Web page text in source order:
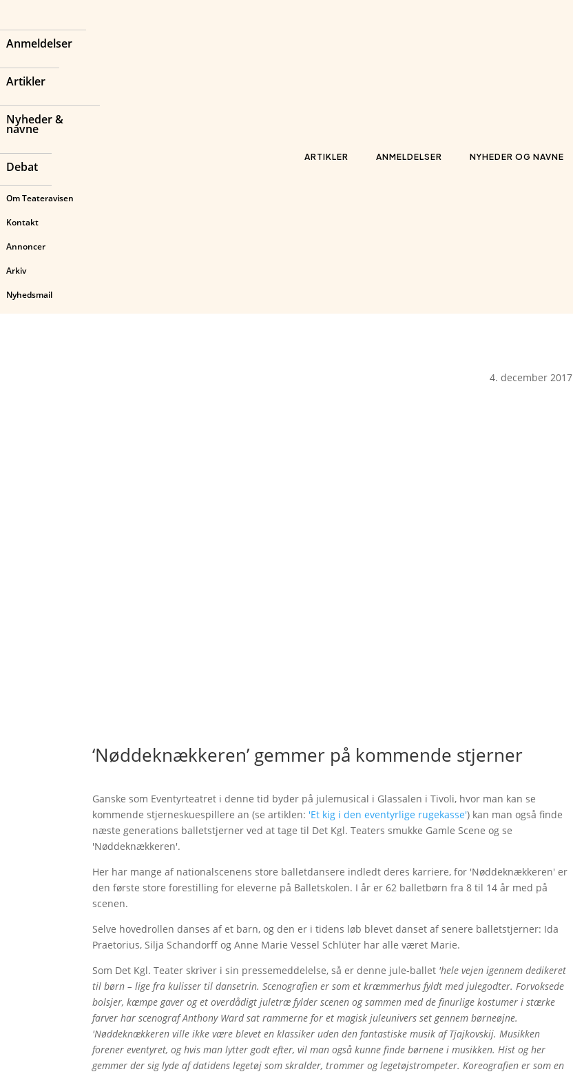
Anmeldelser
Artikler
Nyheder &
navne
Debat
Om Teateravisen
Kontakt
Annoncer
Arkiv
Nyhedsmail
ARTIKLER ANMELDELSER NYHEDER OG NAVNE
4. december 2017
‘Nøddeknækkeren’ gemmer på kommende stjerner
Ganske som Eventyrteatret i denne tid byder på julemusical i Glassalen i Tivoli, hvor man kan se
kommende stjerneskuespillere an (se artiklen: 'Et kig i den eventyrlige rugekasse') kan man også finde
næste generations balletstjerner ved at tage til Det Kgl. Teaters smukke Gamle Scene og se
'Nøddeknækkeren'.
Her har mange af nationalscenens store balletdansere indledt deres karriere, for 'Nøddeknækkeren' er
den første store forestilling for eleverne på Balletskolen. I år er 62 balletbørn fra 8 til 14 år med på
scenen.
Selve hovedrollen danses af et barn, og den er i tidens løb blevet danset af senere balletstjerner: Ida
Praetorius, Silja Schandorff og Anne Marie Vessel Schlüter har alle været Marie.
Som Det Kgl. Teater skriver i sin pressemeddelelse, så er denne jule-ballet 'hele vejen igennem dedikeret
til børn – lige fra kulisser til dansetrin. Scenografien er som et kræmmerhus fyldt med julegodter. Forvoksede
bolsjer, kæmpe gaver og et overdådigt juletræ fylder scenen og sammen med de finurlige kostumer i stærke
farver har scenograf Anthony Ward sat rammerne for et magisk juleunivers set gennem børneøjne.
'Nøddeknækkeren ville ikke være blevet en klassiker uden den fantastiske musik af Tjajkovskij. Musikken
forener eventyret, og hvis man lytter godt efter, vil man også kunne finde børnene i musikken. Hist og her
gemmer der sig lyde af datidens legetøj som skralder, trommer og legetøjstrompeter. Koreografien er som en